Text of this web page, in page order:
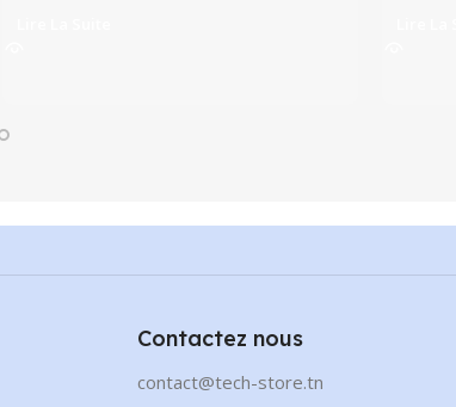
Contactez nous
contact@tech-store.tn